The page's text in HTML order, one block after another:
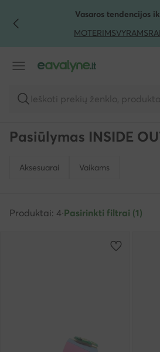
PEREITI PRIE PAGRINDINIO TURINIO
PEREITI Į PAIEŠKĄVasaros tendencijos
MOTERIMSVYRAMS
Ieškoti prekių ženklo,
Pasiūlymas INSIDE
Aksesuarai Vaikams
Produktai: 4·Pasirinkti filtrai (1)